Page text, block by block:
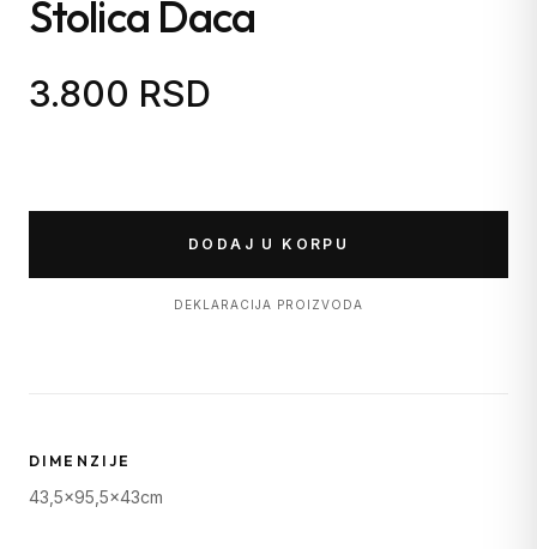
Stolica Daca
3.800 RSD
DODAJ U KORPU
DEKLARACIJA PROIZVODA
DIMENZIJE
43,5x95,5x43cm